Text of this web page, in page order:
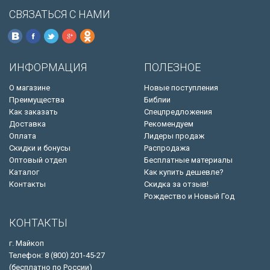
СВЯЗАТЬСЯ С НАМИ
ИНФОРМАЦИЯ
О магазине
Преимущества
Как заказать
Доставка
Оплата
Скидки и бонусы
Оптовый отдел
Каталог
Контакты
ПОЛЕЗНОЕ
Новые поступления
Библии
Спецпредложения
Рекомендуем
Лидеры продаж
Распродажа
Бесплатные материалы
Как купить дешевле?
Скидка за отзыв!
Рождество и Новый Год
КОНТАКТЫ
г. Майкоп
Телефон: 8 (800) 201-45-27
(бесплатно по России)